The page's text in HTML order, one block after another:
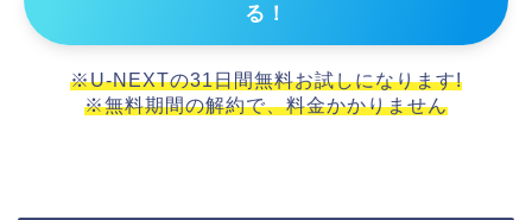
る！
※U-NEXTの31日間無料お試しになります!
※無料期間の解約で、料金かかりません